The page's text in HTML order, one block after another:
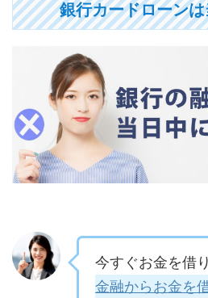
銀行カードローン
今すぐお金を借
金融からお金を